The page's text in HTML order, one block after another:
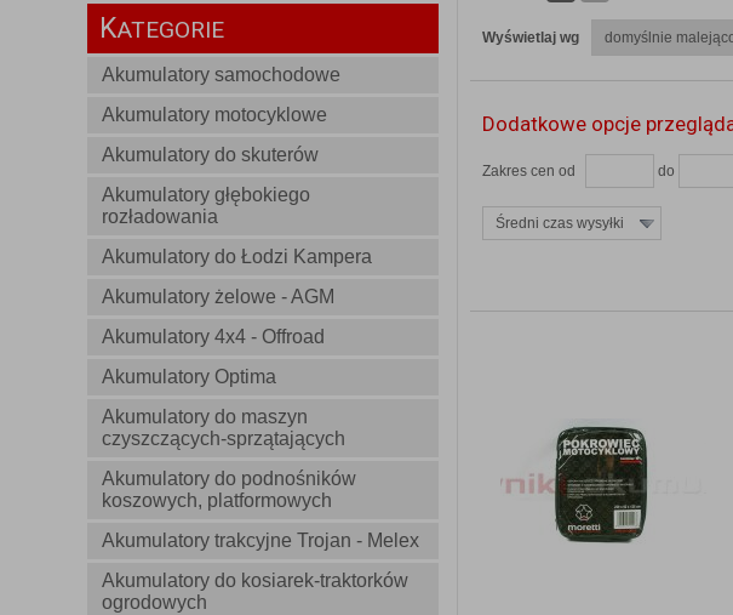
KATEGORIE
Akumulatory samochodowe
Akumulatory motocyklowe
Akumulatory do skuterów
Akumulatory głębokiego
rozładowania
Akumulatory do Łodzi Kampera
Akumulatory żelowe - AGM
Akumulatory 4x4 - Offroad
Akumulatory Optima
Akumulatory do maszyn
czyszczących-sprzątających
Akumulatory do podnośników
koszowych, platformowych
Akumulatory trakcyjne Trojan - Melex
Akumulatory do kosiarek-traktorków
ogrodowych
Wyświetlaj wg
Dodatkowe opcje
Zakres cen od do
Średni czas wysyłki